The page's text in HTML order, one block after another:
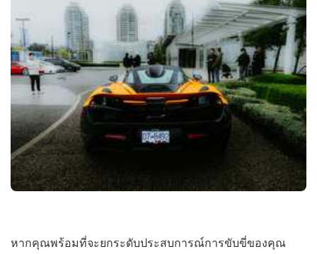
หากคุณพร้อมที่จะยกระดับประสบการณ์การขับขี่ของคุณ